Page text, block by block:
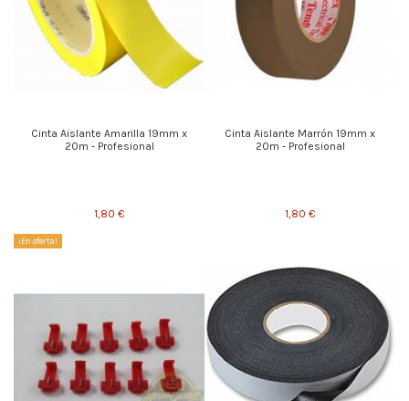
Cinta Aislante Amarilla 19mm x
20m - Profesional
1,80 €
Cinta Aislante Marrón 19mm x
20m - Profesional
1,80 €
¡En oferta!